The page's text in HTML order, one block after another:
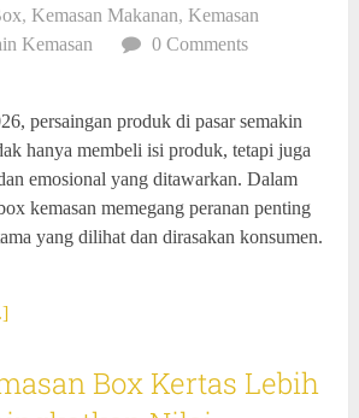
,Kemasan Makanan,Kemasan
Kemasan 0 Comments
persaingan produk di pasar semakin
hanya membeli isi produk, tetapi juga
emosional yang ditawarkan. Dalam
kemasan memegang peranan penting
yang dilihat dan dirasakan konsumen.
Box Kertas Lebih